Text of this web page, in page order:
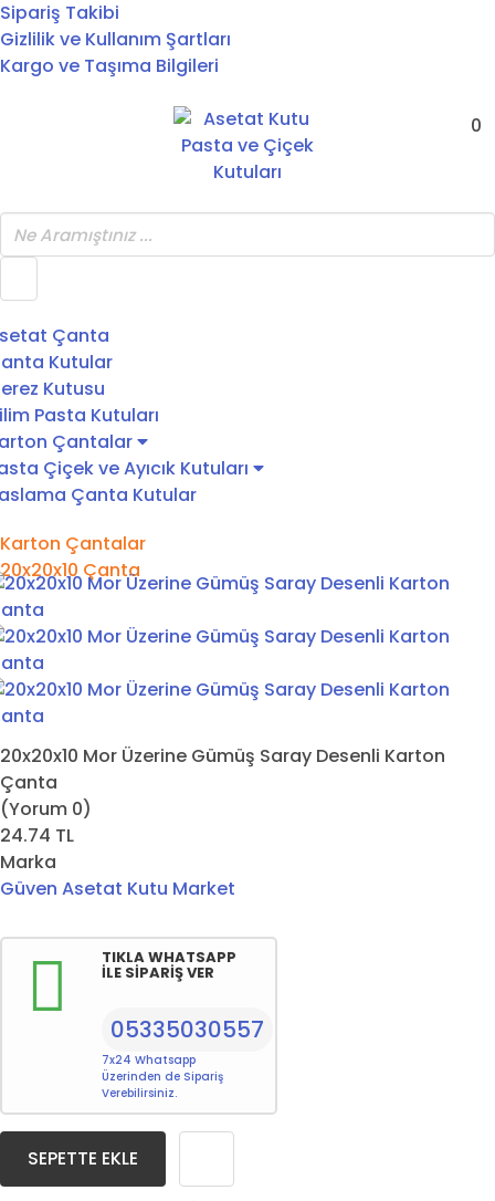
Sipariş Takibi
Gizlilik ve Kullanım Şartları
Kargo ve Taşıma Bilgileri
0
Çanta
Kutular
Kutusu
Pasta Kutuları
Çantalar
Çiçek ve Ayıcık Kutuları
Çanta Kutular
Karton Çantalar
20x20x10 Çanta
20x20x10 Mor Üzerine Gümüş Saray Desenli Karton
Çanta
(Yorum 0)
24.74 TL
Marka
Güven Asetat Kutu Market
TIKLA WHATSAPP
İLE SİPARİŞ VER
05335030557
7x24 Whatsapp
Üzerinden de Sipariş
Verebilirsiniz.
SEPETTE EKLE